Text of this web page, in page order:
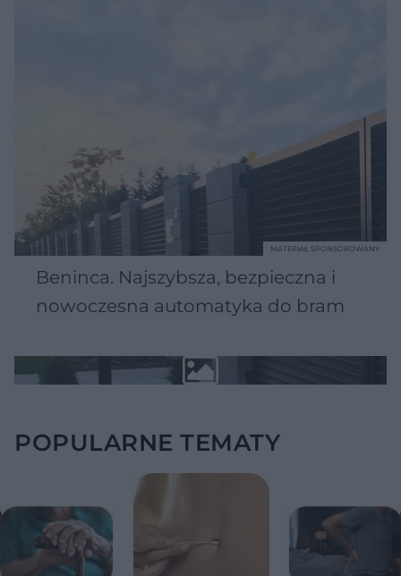
Beninca. Najszybsza, bezpieczna i
nowoczesna automatyka do bram
MATERIAŁ SPONSOROWANY
POPULARNE TEMATY